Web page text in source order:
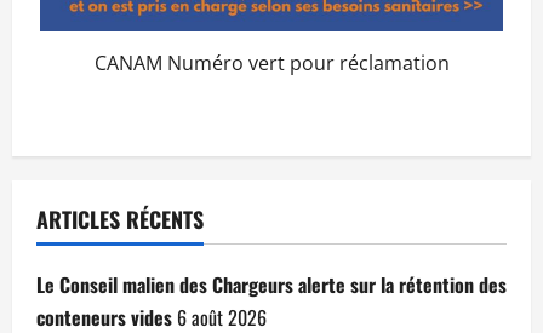
CANAM Numéro vert pour réclamation
ARTICLES RÉCENTS
Le Conseil malien des Chargeurs alerte sur la rétention des
conteneurs vides 6 août 2026